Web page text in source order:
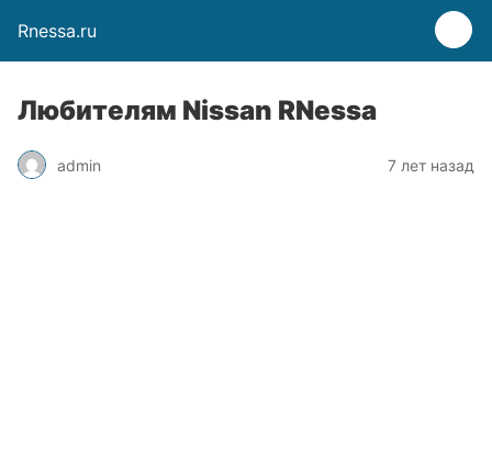
Rnessa.ru
Любителям Nissan RNessa
admin 7 лет назад